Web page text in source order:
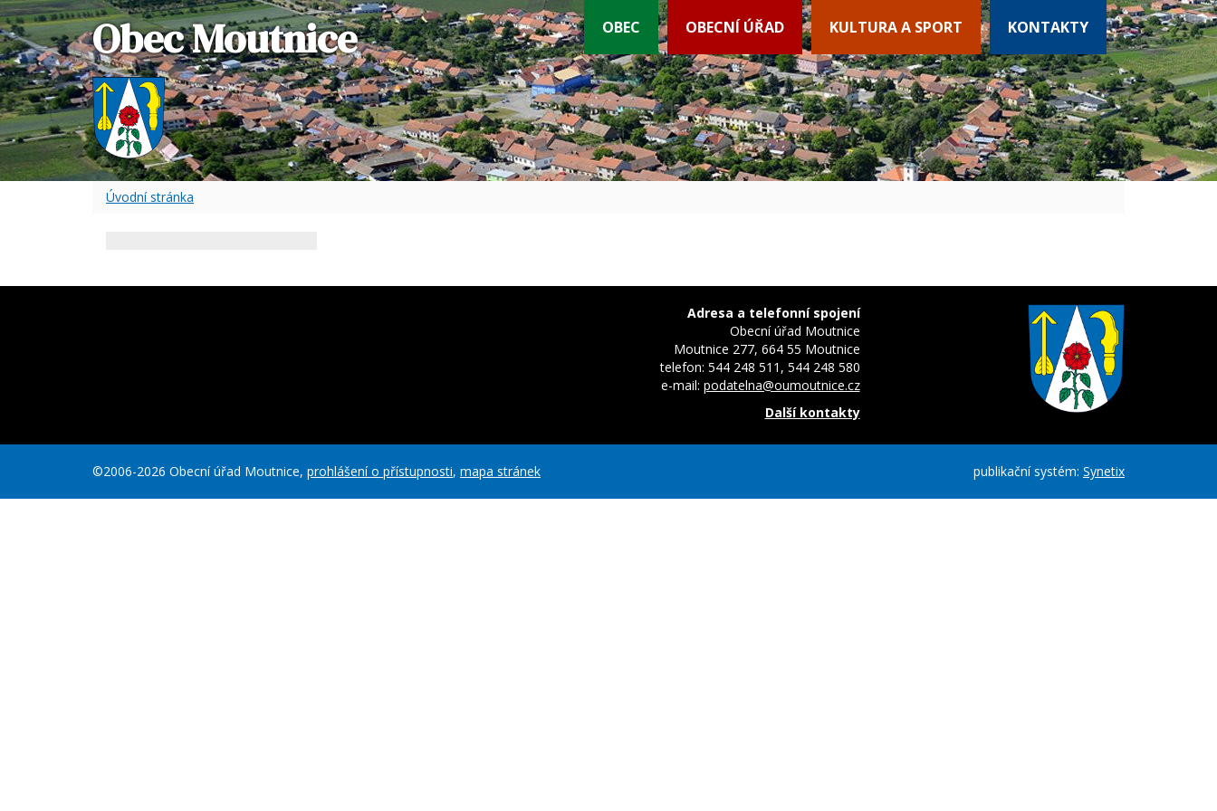
OBEC OBECNÍ ÚŘAD KULTURA A SPORT KONTAKTY
Obec Moutnice
Úvodní stránka
Adresa a telefonní spojení
Obecní úřad Moutnice
Moutnice 277, 664 55 Moutnice
telefon: 544 248 511, 544 248 580
e-mail: podatelna@oumoutnice.cz
Další kontakty
publikační systém: Synetix
©2006-2026 Obecní úřad Moutnice, prohlášení o přístupnosti, mapa stránek